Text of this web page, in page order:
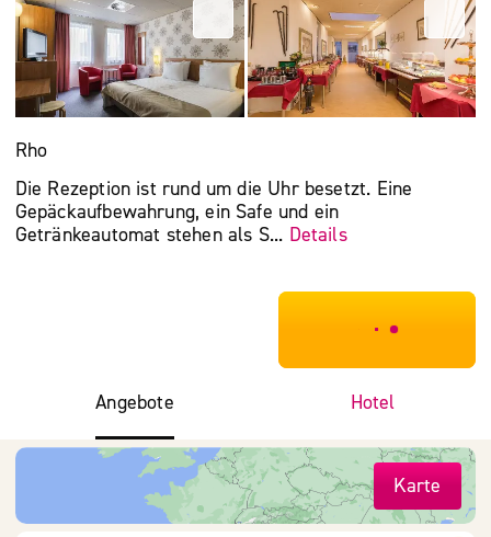
Rho
Die Rezeption ist rund um die Uhr besetzt. Eine
Gepäckaufbewahrung, ein Safe und ein
Getränkeautomat stehen als S... Details
***************
Angebote Hotel
Karte